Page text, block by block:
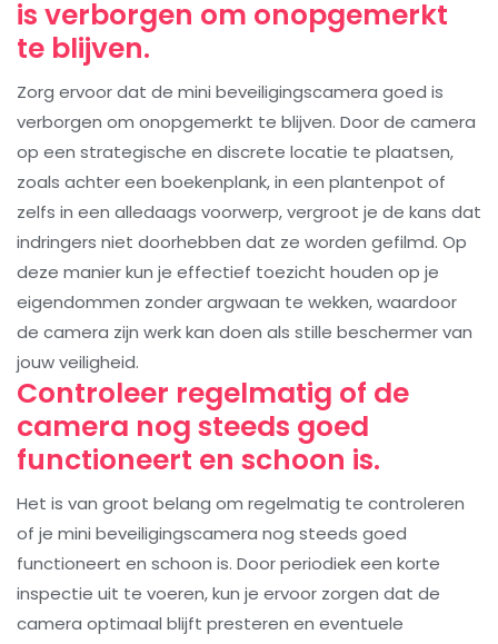
is verborgen om onopgemerkt
te blijven.
Zorg ervoor dat de mini beveiligingscamera goed is
verborgen om onopgemerkt te blijven. Door de camera
op een strategische en discrete locatie te plaatsen,
zoals achter een boekenplank, in een plantenpot of
zelfs in een alledaags voorwerp, vergroot je de kans dat
indringers niet doorhebben dat ze worden gefilmd. Op
deze manier kun je effectief toezicht houden op je
eigendommen zonder argwaan te wekken, waardoor
de camera zijn werk kan doen als stille beschermer van
jouw veiligheid.
Controleer regelmatig of de
camera nog steeds goed
functioneert en schoon is.
Het is van groot belang om regelmatig te controleren
of je mini beveiligingscamera nog steeds goed
functioneert en schoon is. Door periodiek een korte
inspectie uit te voeren, kun je ervoor zorgen dat de
camera optimaal blijft presteren en eventuele